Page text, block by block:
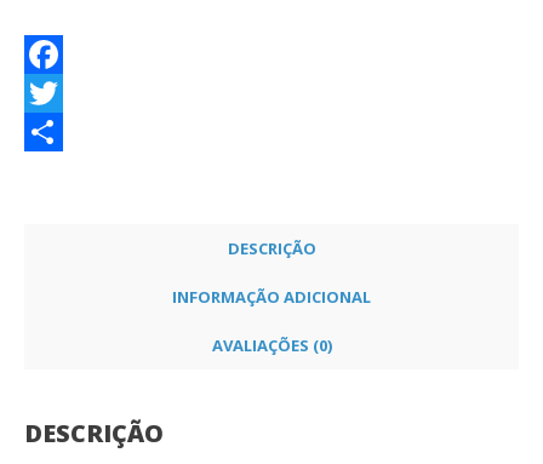
Facebook
Twitter
DESCRIÇÃO
INFORMAÇÃO ADICIONAL
AVALIAÇÕES (0)
DESCRIÇÃO